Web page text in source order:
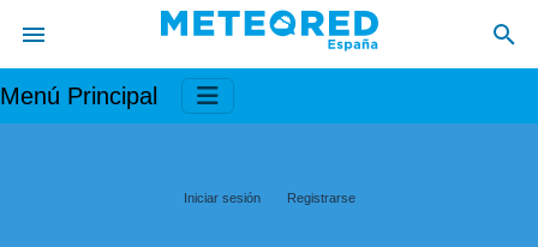
Menú Principal
Iniciar sesión Registrarse